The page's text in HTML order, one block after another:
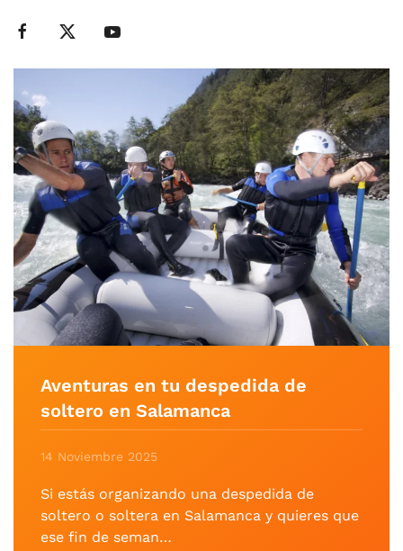
Aventuras en tu despedida de
soltero en Salamanca
14 Noviembre 2025
Si estás organizando una despedida de
soltero o soltera en Salamanca y quieres que
ese fin de seman…